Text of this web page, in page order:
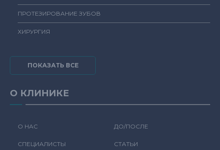
ПРОТЕЗИРОВАНИЕ ЗУБОВ
ХИРУРГИЯ
ПОКАЗАТЬ ВСЕ
О КЛИНИКЕ
О НАС ДО/ПОСЛЕ
СПЕЦИАЛИСТЫ СТАТЬИ